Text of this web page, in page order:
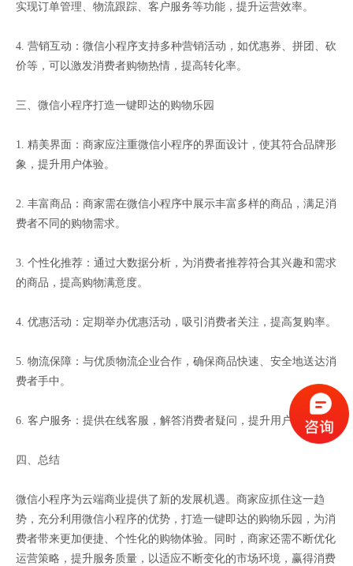
实现订单管理、物流跟踪、客户服务等功能，提升运营效率。
4. 营销互动：微信小程序支持多种营销活动，如优惠券、拼团、砍
价等，可以激发消费者购物热情，提高转化率。
三、微信小程序打造一键即达的购物乐园
1. 精美界面：商家应注重微信小程序的界面设计，使其符合品牌形
象，提升用户体验。
2. 丰富商品：商家需在微信小程序中展示丰富多样的商品，满足消
费者不同的购物需求。
3. 个性化推荐：通过大数据分析，为消费者推荐符合其兴趣和需求
的商品，提高购物满意度。
4. 优惠活动：定期举办优惠活动，吸引消费者关注，提高复购率。
5. 物流保障：与优质物流企业合作，确保商品快速、安全地送达消
费者手中。
6. 客户服务：提供在线客服，解答消费者疑问，提升用户满意度。
四、总结
微信小程序为云端商业提供了新的发展机遇。商家应抓住这一趋
势，充分利用微信小程序的优势，打造一键即达的购物乐园，为消
费者带来更加便捷、个性化的购物体验。同时，商家还需不断优化
运营策略，提升服务质量，以适应不断变化的市场环境，赢得消费